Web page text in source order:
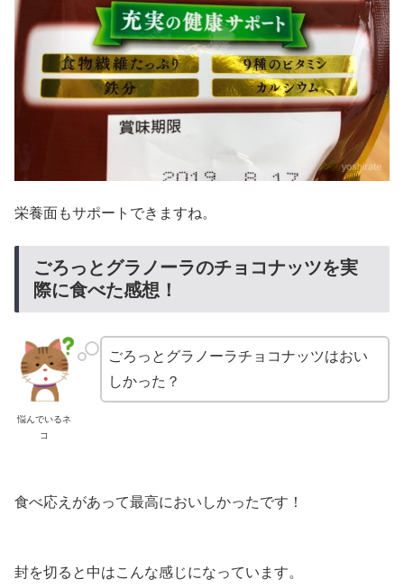
栄養面もサポートできますね。
ごろっとグラノーラのチョコナッツを実
際に食べた感想！
悩んでいるネ
コ
ごろっとグラノーラチョコナッツはおい
しかった？
食べ応えがあって最高においしかったです！
封を切ると中はこんな感じになっています。